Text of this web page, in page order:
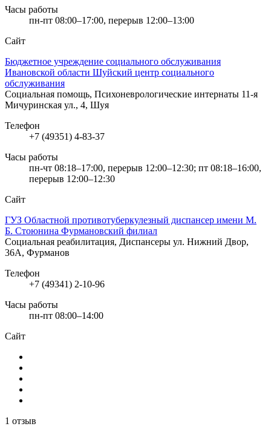
Часы работы
пн-пт 08:00–17:00, перерыв 12:00–13:00
Сайт
Бюджетное учреждение социального обслуживания
Ивановской области Шуйский центр социального
обслуживания
Социальная помощь, Психоневрологические интернаты 11-я
Мичуринская ул., 4, Шуя
Телефон
+7 (49351) 4-83-37
Часы работы
пн-чт 08:18–17:00, перерыв 12:00–12:30; пт 08:18–16:00,
перерыв 12:00–12:30
Сайт
ГУЗ Областной противотуберкулезный диспансер имени М.
Б. Стоюнина Фурмановский филиал
Социальная реабилитация, Диспансеры ул. Нижний Двор,
36А, Фурманов
Телефон
+7 (49341) 2-10-96
Часы работы
пн-пт 08:00–14:00
Сайт
1 отзыв